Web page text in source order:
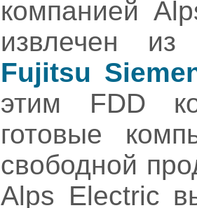
компанией
извлечен из
Fujitsu
этим FDD
готовые
свободной
Alps Electric